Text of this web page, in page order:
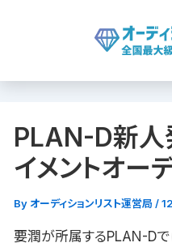
ス
PLAN-D新人
イメントオー
By オーディションリスト運営局 /
要潤が所属するPLAN-D